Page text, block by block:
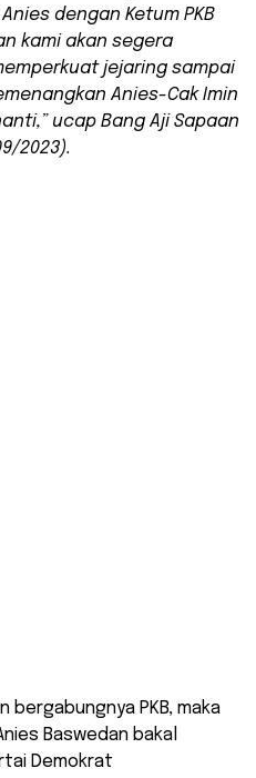
dengan Ketum PKB
kami akan segera
jejaring sampai
Anies-Cak Imin
ucap Bang Aji Sapaan
2023).
bergabungnya PKB, maka
Baswedan bakal
Demokrat